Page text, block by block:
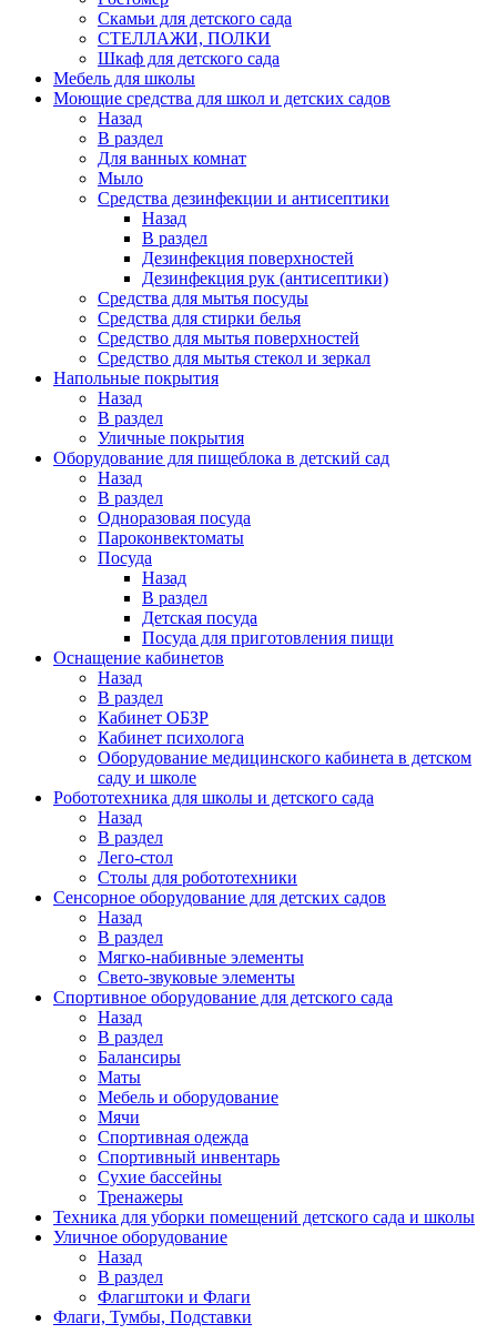
Скамьи для детского сада
СТЕЛЛАЖИ, ПОЛКИ
Шкаф для детского сада
Мебель для школы
Моющие средства для школ и детских садов
Назад
В раздел
Для ванных комнат
Мыло
Средства дезинфекции и антисептики
Назад
В раздел
Дезинфекция поверхностей
Дезинфекция рук (антисептики)
Средства для мытья посуды
Средства для стирки белья
Средство для мытья поверхностей
Средство для мытья стекол и зеркал
Напольные покрытия
Назад
В раздел
Уличные покрытия
Оборудование для пищеблока в детский сад
Назад
В раздел
Одноразовая посуда
Пароконвектоматы
Посуда
Назад
В раздел
Детская посуда
Посуда для приготовления пищи
Оснащение кабинетов
Назад
В раздел
Кабинет ОБЗР
Кабинет психолога
Оборудование медицинского кабинета в детском
саду и школе
Робототехника для школы и детского сада
Назад
В раздел
Лего-стол
Столы для робототехники
Сенсорное оборудование для детских садов
Назад
В раздел
Мягко-набивные элементы
Свето-звуковые элементы
Спортивное оборудование для детского сада
Назад
В раздел
Балансиры
Маты
Мебель и оборудование
Мячи
Спортивная одежда
Спортивный инвентарь
Сухие бассейны
Тренажеры
Техника для уборки помещений детского сада и школы
Уличное оборудование
Назад
В раздел
Флагштоки и Флаги
Флаги, Тумбы, Подставки